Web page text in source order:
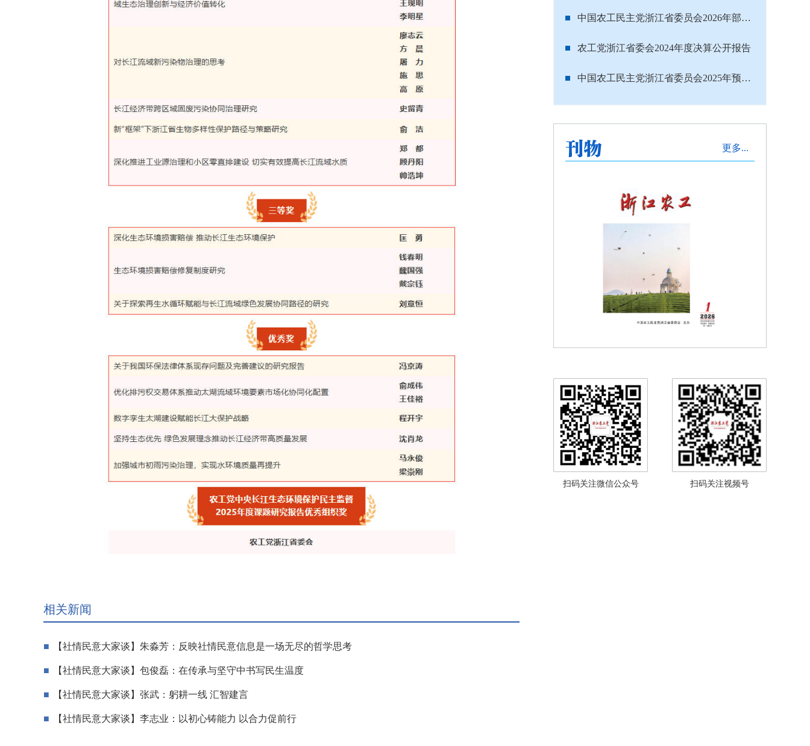
相关新闻
【社情民意大家谈】朱淼芳：反映社情民意信息是一场无尽的哲学思考
【社情民意大家谈】包俊磊：在传承与坚守中书写民生温度
【社情民意大家谈】张武：躬耕一线 汇智建言
【社情民意大家谈】李志业：以初心铸能力 以合力促前行
中国农工民主党浙江省委员会2026年部门预算
农工党浙江省委会2024年度决算公开报告
中国农工民主党浙江省委员会2025年预算公开
更多...
扫码关注微信公众号 扫码关注视频号